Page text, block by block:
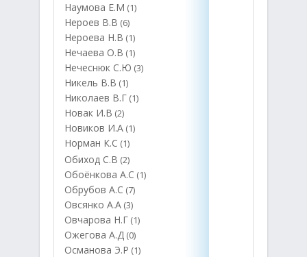
Наумова Е.М (1)
Нероев В.В (6)
Нероева Н.В (1)
Нечаева О.В (1)
Нечеснюк С.Ю (3)
Никель В.В (1)
Николаев В.Г (1)
Новак И.В (2)
Новиков И.А (1)
Норман К.С (1)
Обиход С.В (2)
Обоёнкова А.С (1)
Обрубов А.С (7)
Овсянко А.А (3)
Овчарова Н.Г (1)
Ожегова А.Д (0)
Османова Э.Р (1)